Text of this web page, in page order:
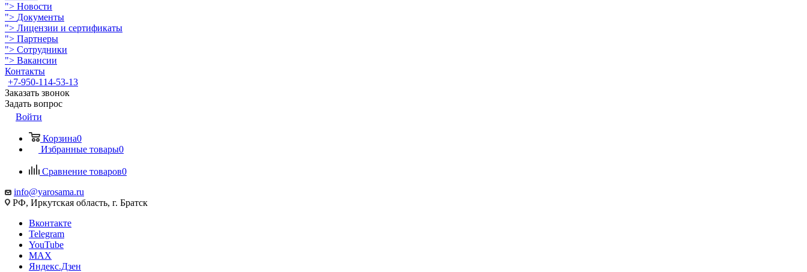
"> Новости
"> Документы
"> Лицензии и сертификаты
"> Партнеры
"> Сотрудники
"> Вакансии
Контакты
+7-950-114-53-13
Заказать звонок
Задать вопрос
Войти
Корзина0
Избранные товары0
Сравнение товаров0
info@yarosama.ru
РФ, Иркутская область, г. Братск
Вконтакте
Telegram
YouTube
MAX
Яндекс.Дзен